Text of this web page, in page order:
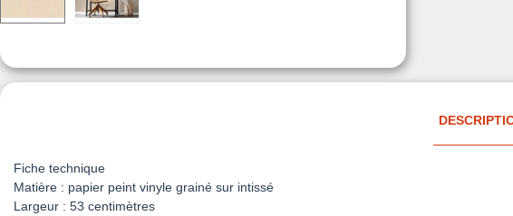
Fiche technique
Matière : papier peint vinyle grainé sur intissé
Largeur : 53 centimètres